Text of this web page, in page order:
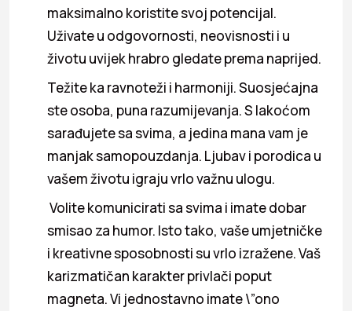
maksimalno koristite svoj potencijal.
Uživate u odgovornosti, neovisnosti i u
životu uvijek hrabro gledate prema naprijed.
Težite ka ravnoteži i harmoniji. Suosjećajna
ste osoba, puna razumijevanja. S lakoćom
sarađujete sa svima, a jedina mana vam je
manjak samopouzdanja. Ljubav i porodica u
vašem životu igraju vrlo važnu ulogu.
Volite komunicirati sa svima i imate dobar
smisao za humor. Isto tako, vaše umjetničke
i kreativne sposobnosti su vrlo izražene. Vaš
karizmatičan karakter privlači poput
magneta. Vi jednostavno imate \”ono